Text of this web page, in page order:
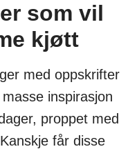
som vil
kjøtt
med oppskrifter
inspirasjon
proppet med
får disse